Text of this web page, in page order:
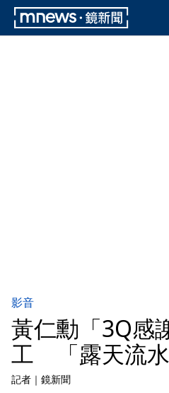
影音
黃仁勳「3Q感
工 「露天流
記者 ｜ 鏡新聞